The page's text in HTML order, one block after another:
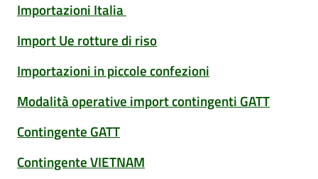
Importazioni Italia
Import Ue rotture di riso
Importazioni in piccole confezioni
Modalità operative import contingenti GATT
Contingente GATT
Contingente VIETNAM